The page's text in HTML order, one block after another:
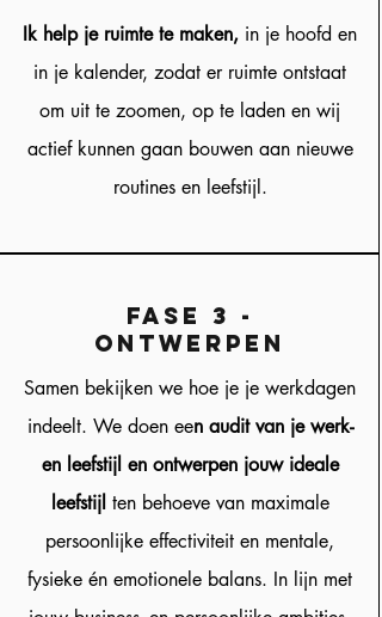
Ik help je ruimte te maken, in je hoofd en
in je kalender, zodat er ruimte ontstaat
om uit te zoomen, op te laden en wij
actief kunnen gaan bouwen aan nieuwe
routines en leefstijl.
fase 3 -
Ontwerpen
Samen bekijken we hoe je je werkdagen
indeelt. We doen een audit van je werk-
en leefstijl en ontwerpen jouw ideale
leefstijl ten behoeve van maximale
persoonlijke effectiviteit en mentale,
fysieke én emotionele balans. In lijn met